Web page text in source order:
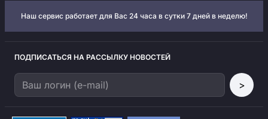
Наш сервис работает для Вас 24 часа в сутки 7 дней в неделю!
ПОДПИСАТЬСЯ НА РАССЫЛКУ НОВОСТЕЙ